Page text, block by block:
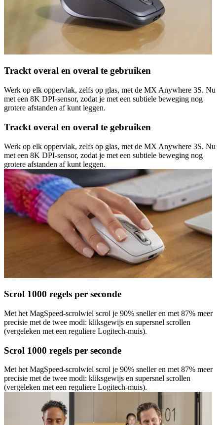
Trackt overal en overal te gebruiken
Werk op elk oppervlak, zelfs op glas, met de MX Anywhere 3S. Nu
met een 8K DPI-sensor, zodat je met een subtiele beweging nog
grotere afstanden af kunt leggen.
Trackt overal en overal te gebruiken
Werk op elk oppervlak, zelfs op glas, met de MX Anywhere 3S. Nu
met een 8K DPI-sensor, zodat je met een subtiele beweging nog
grotere afstanden af kunt leggen.
Scrol 1000 regels per seconde
Met het MagSpeed-scrolwiel scrol je 90% sneller en met 87% meer
precisie met de twee modi: kliksgewijs en supersnel scrollen
(vergeleken met een reguliere Logitech-muis).
Scrol 1000 regels per seconde
Met het MagSpeed-scrolwiel scrol je 90% sneller en met 87% meer
precisie met de twee modi: kliksgewijs en supersnel scrollen
(vergeleken met een reguliere Logitech-muis).